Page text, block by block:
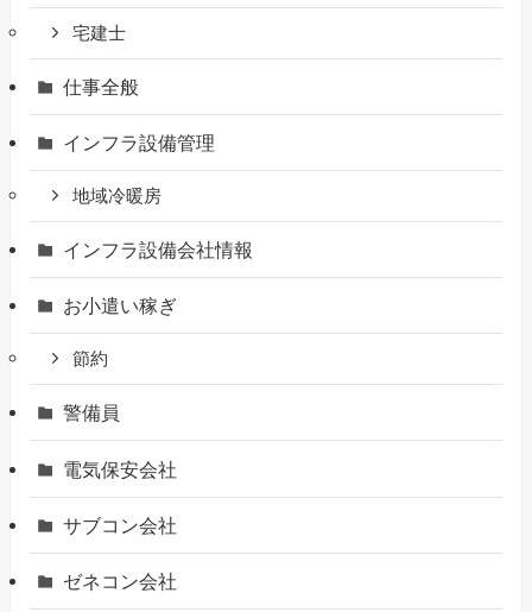
宅建士
仕事全般
インフラ設備管理
地域冷暖房
インフラ設備会社情報
お小遣い稼ぎ
節約
警備員
電気保安会社
サブコン会社
ゼネコン会社